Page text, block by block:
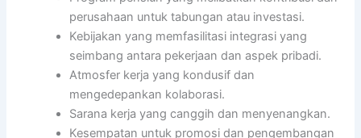
perusahaan untuk tabungan atau investasi.
Kebijakan yang memfasilitasi integrasi yang
seimbang antara pekerjaan dan aspek pribadi.
Atmosfer kerja yang kondusif dan
mengedepankan kolaborasi.
Sarana kerja yang canggih dan menyenangkan.
Kesempatan untuk promosi dan pengembangan